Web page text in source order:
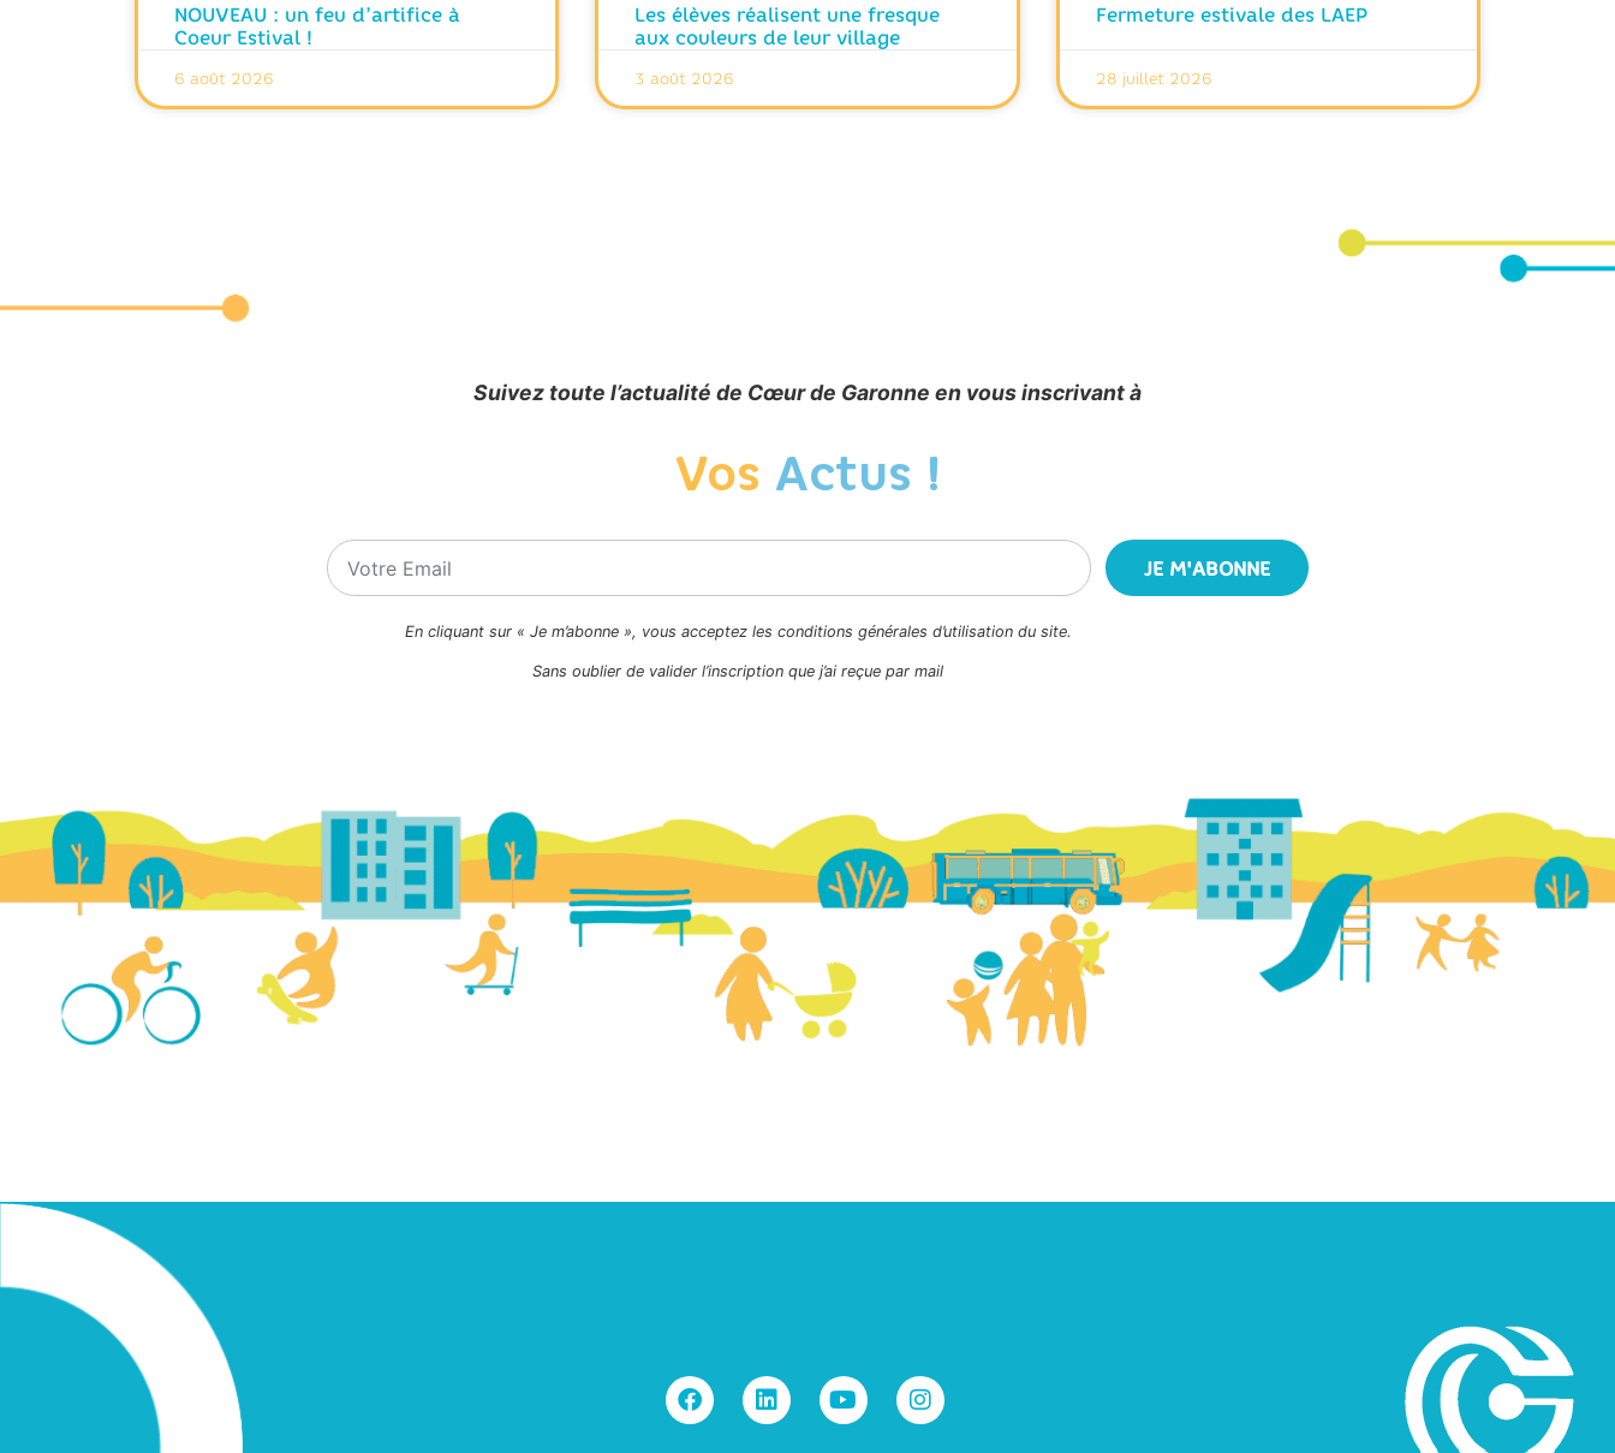
NOUVEAU : un feu d’artifice à
Coeur Estival !
6 août 2026
Les élèves réalisent une fresque
aux couleurs de leur village
3 août 2026
Fermeture estivale des LAEP
28 juillet 2026
Suivez toute l’actualité de Cœur de Garonne en vous inscrivant à
Vos Actus !
JE M'ABONNE
En cliquant sur « Je m’abonne », vous acceptez les conditions générales d’utilisation du site.
Sans oublier de valider l’inscription que j’ai reçue par mail